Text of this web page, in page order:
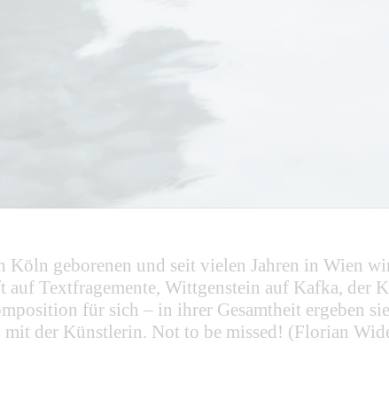
geborenen und seit vielen Jahren in Wien
Textfragemente, Wittgenstein auf Kafka, der
für sich – in ihrer Gesamtheit ergeben
der Künstlerin. Not to be missed! (Florian